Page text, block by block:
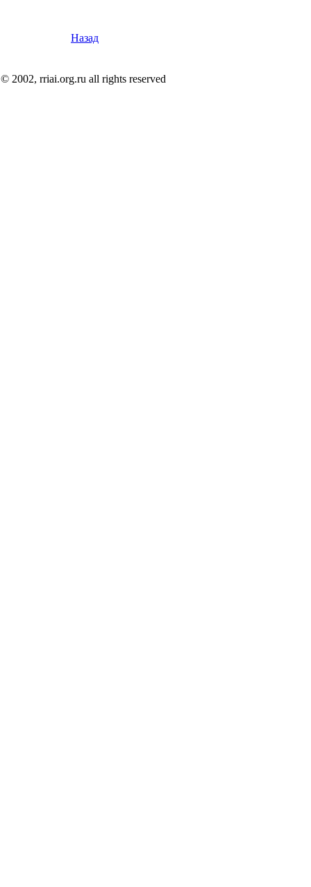
Назад
© 2002, rriai.org.ru all rights reserved